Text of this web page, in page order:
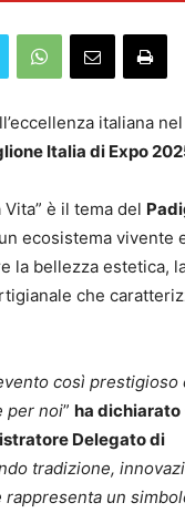
italiana
Italia di Expo
Vita” è il tema del
ecosistema vivente
la bellezza estetica,
che
così prestigioso
per noi” ha dichiarato
Delegato di
tradizione,
un